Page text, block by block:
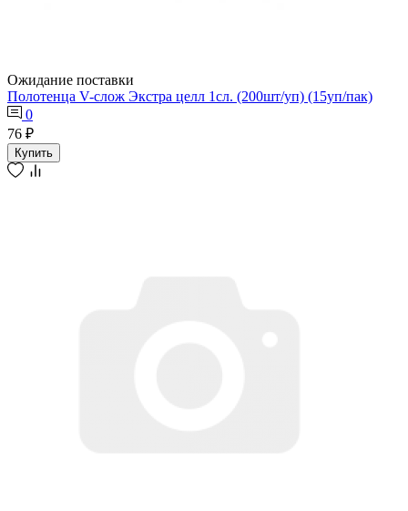
Ожидание поставки
Полотенца V-слож Экстра целл 1сл. (200шт/уп) (15уп/пак)
0
76 ₽
Купить